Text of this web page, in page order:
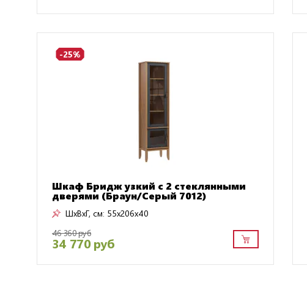
-25%
Шкаф Бридж узкий с 2 стеклянными
дверями (Браун/Серый 7012)
ШxВxГ, см: 55x206x40
46 360 руб
34 770 руб